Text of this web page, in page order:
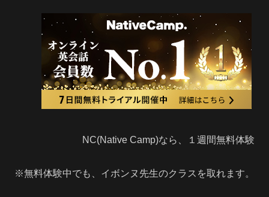
NC(Native Camp)なら、１週間無料体験
※無料体験中でも、イボンヌ先生のクラスを取れます。